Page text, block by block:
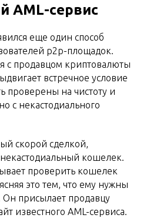
AML-сервис
еще один способ
p2p-площадок.
с продавцом криптовалюты
встречное условие
на чистоту и
с некастодиального
скорой сделкой,
кошелек.
проверить кошелек
это тем, что ему нужны
присылает продавцу
известного AML-сервиса.